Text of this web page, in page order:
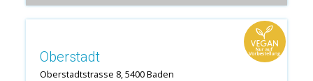
Oberstadt
Oberstadtstrasse 8, 5400 Baden